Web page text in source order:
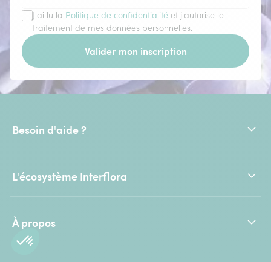
J'ai lu la Politique de confidentialité et j'autorise le
traitement de mes données personnelles.
Valider mon inscription
Besoin d'aide ?
L'écosystème Interflora
À propos